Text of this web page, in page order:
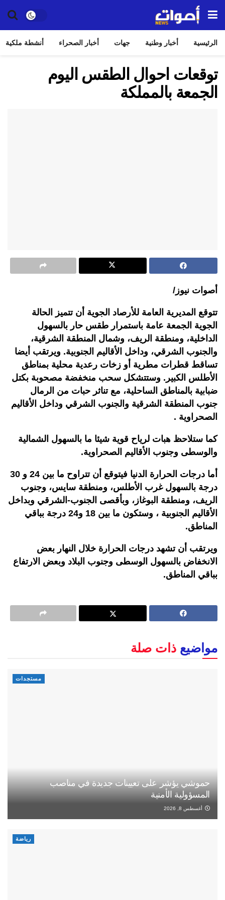
الرئيسية أخبار وطنية جهات أخبار الصحراء أنشطة ملكية
توقعات احوال الطقس اليوم
الجمعة بالمملكة
أصوات نيوز/
تتوقع المديرية العامة للأرصاد الجوية أن تتميز الحالة
الجوية الجمعة عامة باستمرار طقس حار بالسهول
الداخلية، ومنطقة الريف، وشمال المنطقة الشرقية،
والجنوب الشرقي، وداخل الأقاليم الجنوبية. ويرتقب أيضا
تساقط قطرات مطرية أو زخات رعدية محلية بمناطق
الأطلس الكبير. وستتشكل سحب منخفضة مصحوبة بكتل
ضبابية بالمناطق الساحلية، مع تناثر حبات من الرمال
جنوب المنطقة الشرقية والجنوب الشرقي وداخل الأقاليم
الصحراوية .
كما ستلاحظ هبات لرياح قوية شيئا ما بالسهول الشمالية
والوسطى وجنوب الأقاليم الصحراوية.
أما درجات الحرارة الدنيا فيتوقع أن تتراوح ما بين 24 و 30
درجة بالسهول غرب الأطلس، ومنطقة سايس، وجنوب
الريف، ومنطقة البوغاز، وبأقصى الجنوب-الشرقي وبداخل
الأقاليم الجنوبية ، وستكون ما بين 18 و24 درجة بباقي
المناطق.
ويرتقب أن تشهد درجات الحرارة خلال النهار بعض
الانخفاض بالسهول الوسطى وجنوب البلاد وبعض الارتفاع
بباقي المناطق.
مواضيع ذات صلة
مستجدات
حموشي يؤشر على تعيينات جديدة في مناصب
المسؤولية الأمنية
أغسطس 8, 2026
رياضة